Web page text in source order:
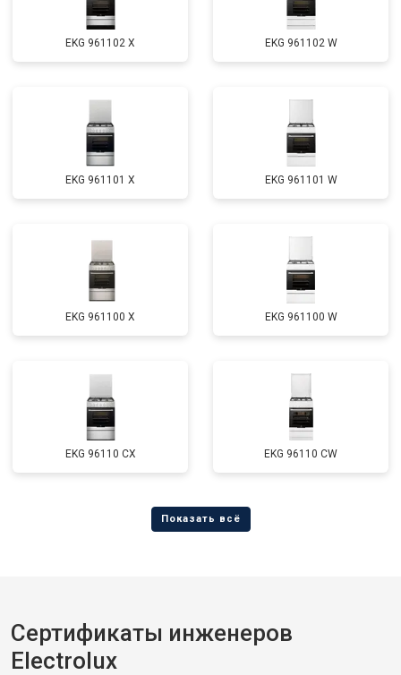
EKG 961102 X EKG 961102 W
EKG 961101 X EKG 961101 W
EKG 961100 X EKG 961100 W
EKG 96110 CX EKG 96110 CW
Сертификаты инженеров
Electrolux